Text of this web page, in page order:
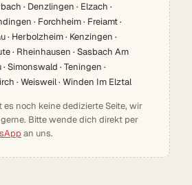
· Denzlingen · Elzach ·
· Forchheim · Freiamt ·
· Herbolzheim · Kenzingen ·
· Rheinhausen · Sasbach Am
Simonswald · Teningen ·
· Weisweil · Winden Im Elztal
es noch keine dedizierte Seite, wir
Bitte wende dich direkt per
an uns.